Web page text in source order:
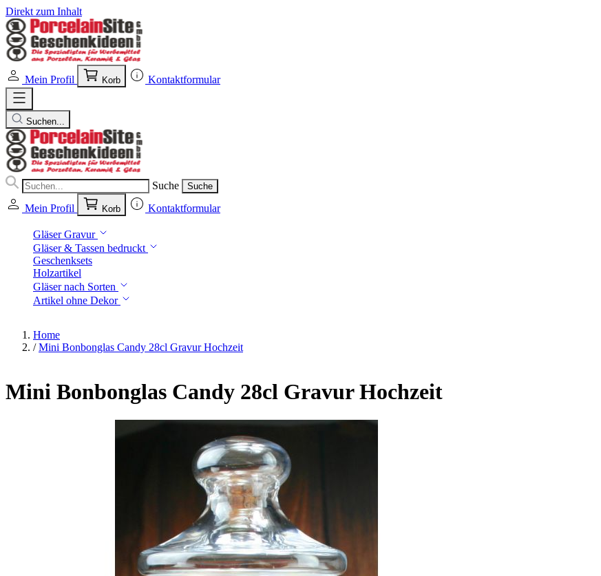
Direkt zum Inhalt
Mein Profil Korb Kontaktformular
Suchen...
Suche Suche
Mein Profil Korb Kontaktformular
Gläser Gravur
Gläser & Tassen bedruckt
Geschenksets
Holzartikel
Gläser nach Sorten
Artikel ohne Dekor
Home
/ Mini Bonbonglas Candy 28cl Gravur Hochzeit
Mini Bonbonglas Candy 28cl Gravur Hochzeit